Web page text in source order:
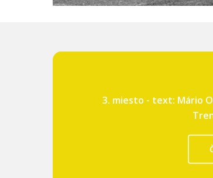
3. miesto - text: Mário